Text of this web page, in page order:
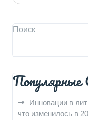
Поиск
Инновации в
что изменилось в